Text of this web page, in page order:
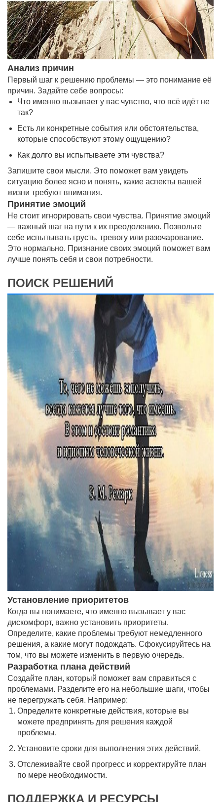
Анализ причин
Первый шаг к решению проблемы — это понимание её
причин. Задайте себе вопросы:
Что именно вызывает у вас чувство, что всё идёт не
так?
Есть ли конкретные события или обстоятельства,
которые способствуют этому ощущению?
Как долго вы испытываете эти чувства?
Запишите свои мысли. Это поможет вам увидеть
ситуацию более ясно и понять, какие аспекты вашей
жизни требуют внимания.
Принятие эмоций
Не стоит игнорировать свои чувства. Принятие эмоций
— важный шаг на пути к их преодолению. Позвольте
себе испытывать грусть, тревогу или разочарование.
Это нормально. Признание своих эмоций поможет вам
лучше понять себя и свои потребности.
ПОИСК РЕШЕНИЙ
Установление приоритетов
Когда вы понимаете, что именно вызывает у вас
дискомфорт, важно установить приоритеты.
Определите, какие проблемы требуют немедленного
решения, а какие могут подождать. Сфокусируйтесь на
том, что вы можете изменить в первую очередь.
Разработка плана действий
Создайте план, который поможет вам справиться с
проблемами. Разделите его на небольшие шаги, чтобы
не перегружать себя. Например:
Определите конкретные действия, которые вы
можете предпринять для решения каждой
проблемы.
Установите сроки для выполнения этих действий.
Отслеживайте свой прогресс и корректируйте план
по мере необходимости.
ПОДДЕРЖКА И РЕСУРСЫ